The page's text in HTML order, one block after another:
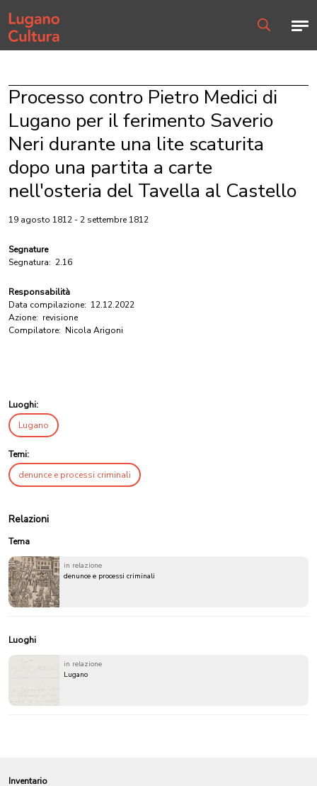
Home page
Processo contro Pietro Medici di
Lugano per il ferimento Saverio
Neri durante una lite scaturita
dopo una partita a carte
nell'osteria del Tavella al Castello
19 agosto 1812 - 2 settembre 1812
Segnature
Segnatura: 2.16
Responsabilità
Data compilazione: 12.12.2022
Azione: revisione
Compilatore: Nicola Arigoni
Luoghi:
Lugano
Temi:
denunce e processi criminali
Relazioni
Tema
in relazione
denunce e processi criminali
Luoghi
in relazione
Lugano
Inventario